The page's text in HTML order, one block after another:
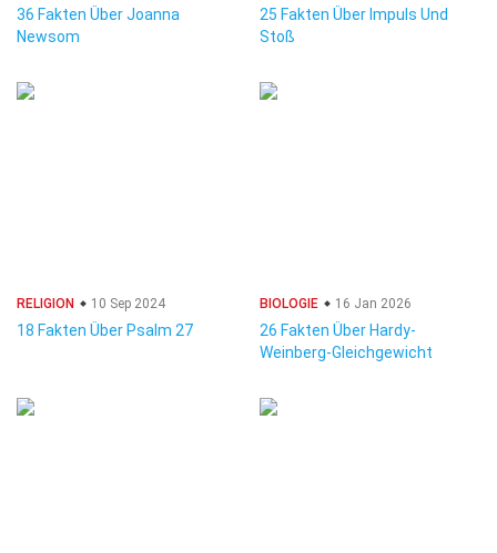
36 Fakten Über Joanna
Newsom
25 Fakten Über Impuls Und
Stoß
RELIGION 10 Sep 2024
18 Fakten Über Psalm 27
BIOLOGIE 16 Jan 2026
26 Fakten Über Hardy-
Weinberg-Gleichgewicht